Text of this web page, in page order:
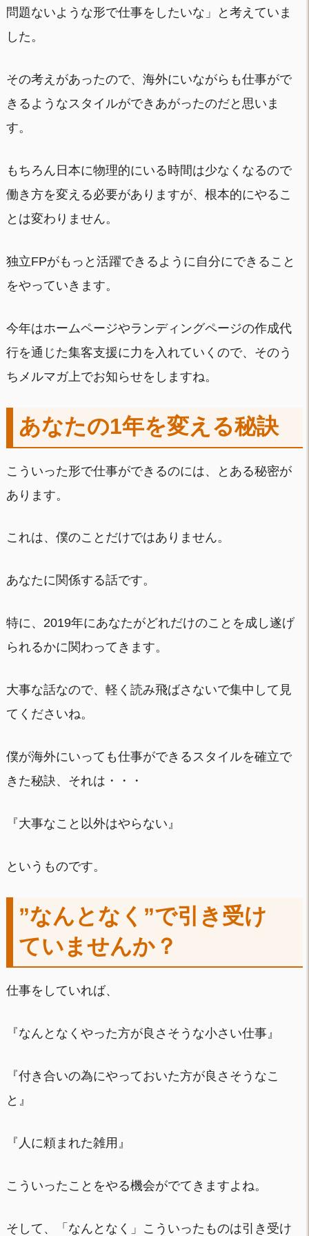
問題ないような形で仕事をしたいな」と考えていま
した。
その考えがあったので、海外にいながらも仕事がで
きるようなスタイルができあがったのだと思いま
す。
もちろん日本に物理的にいる時間は少なくなるので
働き方を変える必要がありますが、根本的にやるこ
とは変わりません。
独立FPがもっと活躍できるように自分にできること
をやっていきます。
今年はホームページやランディングページの作成代
行を通じた集客支援に力を入れていくので、そのう
ちメルマガ上でお知らせをしますね。
あなたの1年を変える秘訣
こういった形で仕事ができるのには、とある秘密が
あります。
これは、僕のことだけではありません。
あなたに関係する話です。
特に、2019年にあなたがどれだけのことを成し遂げ
られるかに関わってきます。
大事な話なので、軽く読み飛ばさないで集中して見
てくださいね。
僕が海外にいっても仕事ができるスタイルを確立で
きた秘訣、それは・・・
『大事なこと以外はやらない』
というものです。
”なんとなく”で引き受け
ていませんか？
仕事をしていれば、
『なんとなくやった方が良さそうな小さい仕事』
『付き合いの為にやっておいた方が良さそうなこ
と』
『人に頼まれた雑用』
こういったことをやる機会がでてきますよね。
そして、「なんとなく」こういったものは引き受け